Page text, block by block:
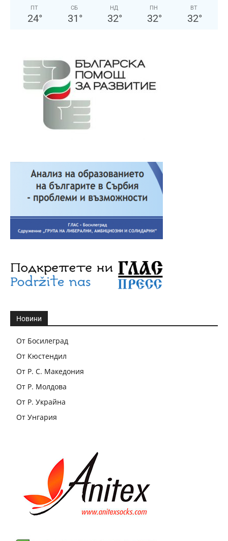
ПТ
24°
СБ
31 °
НД
32°
ПН
32°
ВТ
32°
Новини
От Босилеград
От Кюстендил
От Р. С. Македония
От Р. Молдова
От Р. Украйна
От Унгария